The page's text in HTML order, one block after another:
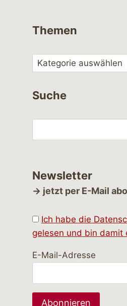
Themen
Suche
Newsletter
→ jetzt per E-Mail
Ich habe die
gelesen und bin damit
E-Mail-Adresse